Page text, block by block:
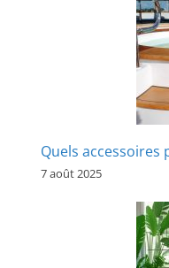
Quels accessoires
7 août 2025